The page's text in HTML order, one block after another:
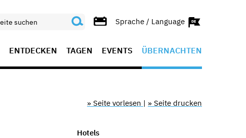
Sprache / Language
ENTDECKEN TAGEN EVENTS ÜBERNACHTEN
» Seite vorlesen | » Seite drucken
Hotels